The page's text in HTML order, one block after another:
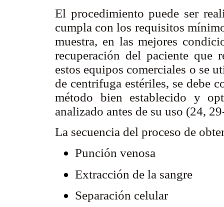
El procedimiento puede ser
cumpla con los requisitos
muestra, en las mejores
recuperación del paciente que
estos equipos comerciales o se
de centrifuga estériles, se debe
método bien establecido y
analizado antes de su uso (24,
La secuencia del proceso de
Punción venosa
Extracción de la sangre
Separación celular